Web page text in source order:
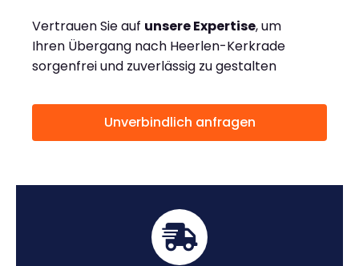
Vertrauen Sie auf unsere Expertise, um
Ihren Übergang nach Heerlen-Kerkrade
sorgenfrei und zuverlässig zu gestalten
Unverbindlich anfragen